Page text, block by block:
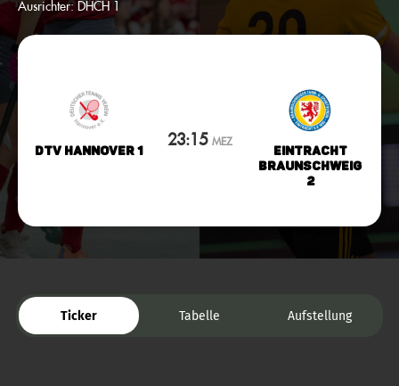
Ausrichter:DHCH 1
DTV Hannover 1
23:15 MEZ
Eintracht
Braunschweig
2
Ticker Tabelle Aufstellung